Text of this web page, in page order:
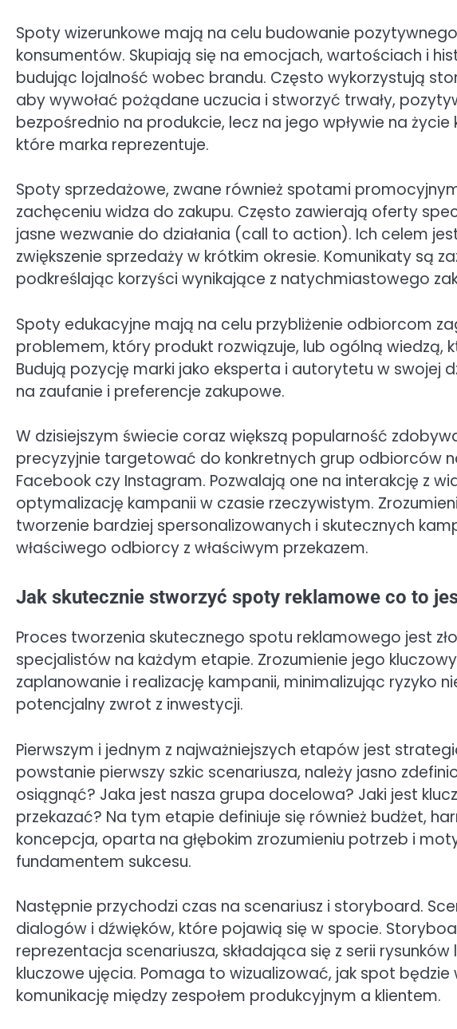
Spoty wizerunkowe mają na celu budowanie
konsumentów. Skupiają się na emocjach, wartościach i
budując lojalność wobec brandu. Często wykorzystują
aby wywołać pożądane uczucia i stworzyć trwały,
bezpośrednio na produkcie, lecz na jego wpływie na
które marka reprezentuje.
Spoty sprzedażowe, zwane również spotami
zachęceniu widza do zakupu. Często zawierają oferty
jasne wezwanie do działania (call to action). Ich celem
zwiększenie sprzedaży w krótkim okresie. Komunikaty są
podkreślając korzyści wynikające z natychmiastowego
Spoty edukacyjne mają na celu przybliżenie odbiorcom
problemem, który produkt rozwiązuje, lub ogólną
Budują pozycję marki jako eksperta i autorytetu w swojej
na zaufanie i preferencje zakupowe.
W dzisiejszym świecie coraz większą popularność
precyzyjnie targetować do konkretnych grup odbiorców
Facebook czy Instagram. Pozwalają one na interakcję z
optymalizację kampanii w czasie rzeczywistym.
tworzenie bardziej spersonalizowanych i skutecznych
właściwego odbiorcy z właściwym przekazem.
Jak skutecznie stworzyć spoty reklamowe co to
Proces tworzenia skutecznego spotu reklamowego jest
specjalistów na każdym etapie. Zrozumienie jego
zaplanowanie i realizację kampanii, minimalizując ryzyko
potencjalny zwrot z inwestycji.
Pierwszym i jednym z najważniejszych etapów jest
powstanie pierwszy szkic scenariusza, należy jasno
osiągnąć? Jaka jest nasza grupa docelowa? Jaki jest
przekazać? Na tym etapie definiuje się również budżet,
koncepcja, oparta na głębokim zrozumieniu potrzeb i
fundamentem sukcesu.
Następnie przychodzi czas na scenariusz i storyboard.
dialogów i dźwięków, które pojawią się w spocie.
reprezentacja scenariusza, składająca się z serii
kluczowe ujęcia. Pomaga to wizualizować, jak spot będzie
komunikację między zespołem produkcyjnym a klientem.